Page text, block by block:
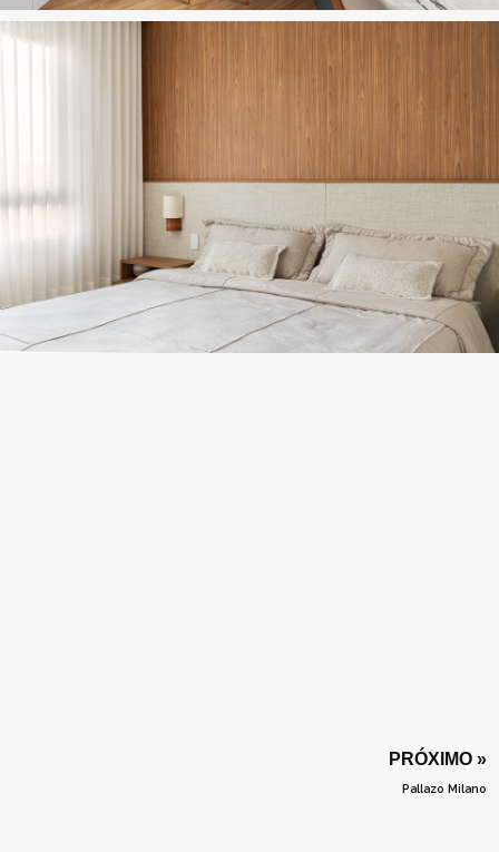
PRÓXIMO »
Pallazo Milano